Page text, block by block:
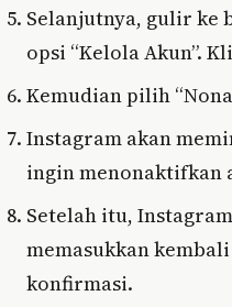
Selanjutnya, gulir ke
opsi “Kelola Akun”.
Kemudian pilih
Instagram akan
ingin menonaktifkan
Setelah itu,
memasukkan
konfirmasi.